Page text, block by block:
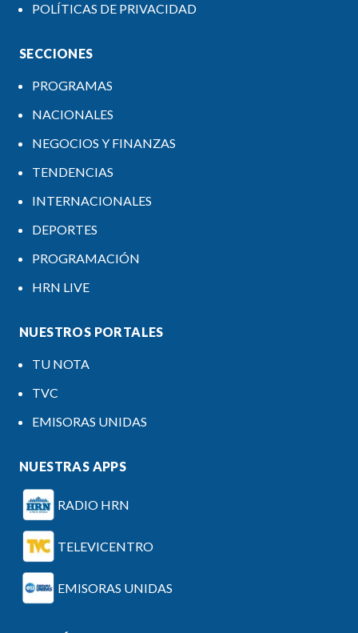
POLÍTICAS DE PRIVACIDAD
SECCIONES
PROGRAMAS
NACIONALES
NEGOCIOS Y FINANZAS
TENDENCIAS
INTERNACIONALES
DEPORTES
PROGRAMACIÓN
HRN LIVE
NUESTROS PORTALES
TU NOTA
TVC
EMISORAS UNIDAS
NUESTRAS APPS
RADIO HRN
TELEVICENTRO
EMISORAS UNIDAS